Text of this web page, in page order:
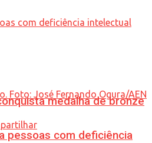
medalha de bronze
pessoas com deficiência
Foto: José Fernando Ogura/AEN